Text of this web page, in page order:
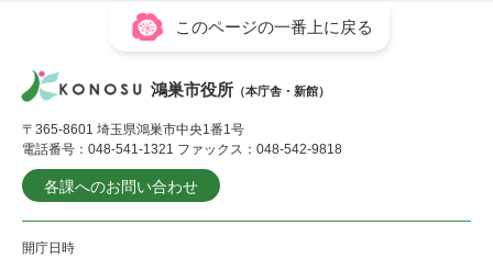
このページの一番上に戻る
鴻巣市役所 （本庁舎・新館）
〒365-8601 埼玉県鴻巣市中央1番1号
電話番号：048-541-1321 ファックス：048-542-9818
各課へのお問い合わせ
開庁日時